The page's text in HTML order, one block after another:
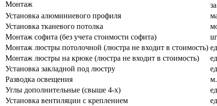
Монтаж
Установка алюминиевого профиля
Установка тканевого потолка
Монтаж софита (без учета стоимости софита)
Монтаж люстры потолочной (люстра не входит в стоимость)
Монтаж люстры на крюке (люстра не входит в стоимость)
Установка закладной под люстру
Разводка освещения
Углы дополнительные (свыше 4-х)
Установка вентиляции с креплением